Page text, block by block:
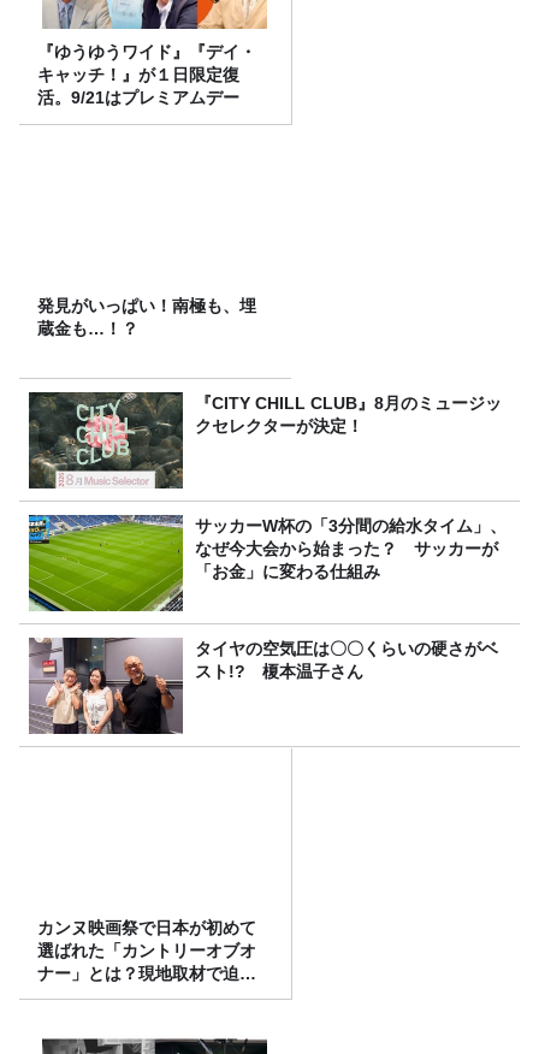
『ゆうゆうワイド』『デイ・
キャッチ！』が１日限定復
活。9/21はプレミアムデー
発見がいっぱい！南極も、埋
蔵金も…！？
『CITY CHILL CLUB』8月のミュージッ
クセレクターが決定！
サッカーW杯の「3分間の給水タイム」、
なぜ今大会から始まった？ サッカーが
「お金」に変わる仕組み
タイヤの空気圧は〇〇くらいの硬さがベ
スト!? 榎本温子さん
カンヌ映画祭で日本が初めて
選ばれた「カントリーオブオ
ナー」とは？現地取材で迫る
選出の意味